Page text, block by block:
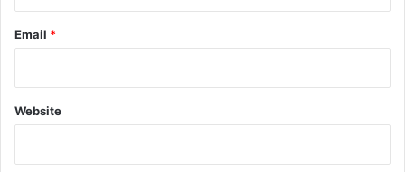
Email *
Website